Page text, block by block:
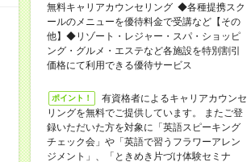
無料キャリアカウンセリング ◆各種提携スク
ールのメニューを優待料金で受講など【その
他】◆リゾート・レジャー・スパ・ショッピ
ング・グルメ・エステなど各施設を特別割引
価格にて利用できる優待サービス
ポイント！
有資格者によるキャリアカウンセ
リングを無料でご提供しています。 またご登
録いただいた方を対象に「英語スピーキング
チェック会」や「英語で習うフラワーアレン
ジメント」、「ときめき片づけ体験セミナ